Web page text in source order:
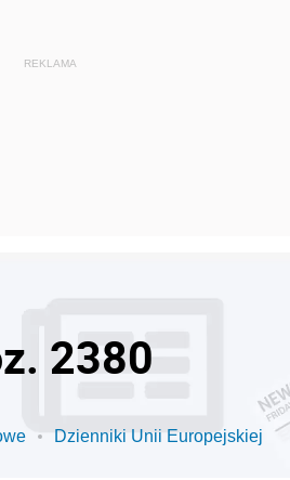
2380
Dzienniki Unii Europejskiej